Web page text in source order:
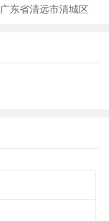
广东省清远市清城区